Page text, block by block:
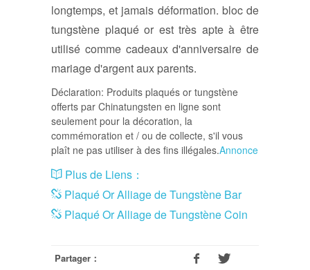
longtemps, et jamais déformation. bloc de
tungstène plaqué or est très apte à être
utilisé comme cadeaux d'anniversaire de
mariage d'argent aux parents.
Déclaration: Produits plaqués or tungstène
offerts par Chinatungsten en ligne sont
seulement pour la décoration, la
commémoration et / ou de collecte, s'il vous
plaît ne pas utiliser à des fins illégales.Annonce
Plus de Liens：
Plaqué Or Alliage de Tungstène Bar
Plaqué Or Alliage de Tungstène Coin
Partager：